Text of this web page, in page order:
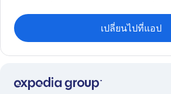
เปลี่ยนไปที่แอป